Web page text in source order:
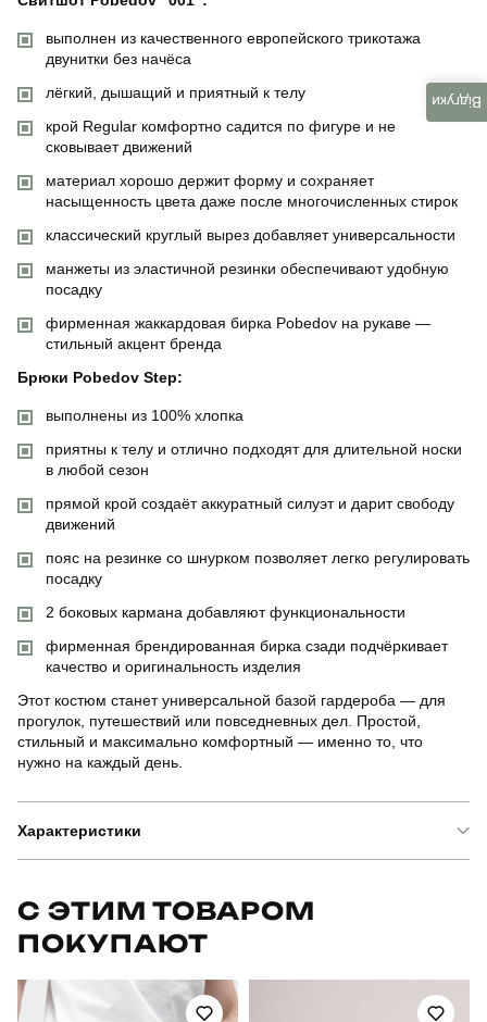
выполнен из качественного европейского трикотажа
двунитки без начёса
лёгкий, дышащий и приятный к телу
крой Regular комфортно садится по фигуре и не
сковывает движений
материал хорошо держит форму и сохраняет
насыщенность цвета даже после многочисленных стирок
классический круглый вырез добавляет универсальности
манжеты из эластичной резинки обеспечивают удобную
посадку
фирменная жаккардовая бирка Pobedov на рукаве —
стильный акцент бренда
Брюки Pobedov Step:
выполнены из 100% хлопка
приятны к телу и отлично подходят для длительной носки
в любой сезон
прямой крой создаёт аккуратный силуэт и дарит свободу
движений
пояс на резинке со шнурком позволяет легко регулировать
посадку
2 боковых кармана добавляют функциональности
фирменная брендированная бирка сзади подчёркивает
качество и оригинальность изделия
Этот костюм станет универсальной базой гардероба — для
прогулок, путешествий или повседневных дел. Простой,
стильный и максимально комфортный — именно то, что
нужно на каждый день.
Характеристики
Артикул
Призначення
С ЭТИМ ТОВАРОМ
ПОКУПАЮТ
Відгуки